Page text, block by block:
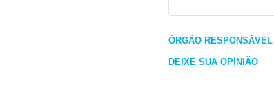
ÓRGÃO RESPONSÁVEL
DEIXE SUA OPINIÃO